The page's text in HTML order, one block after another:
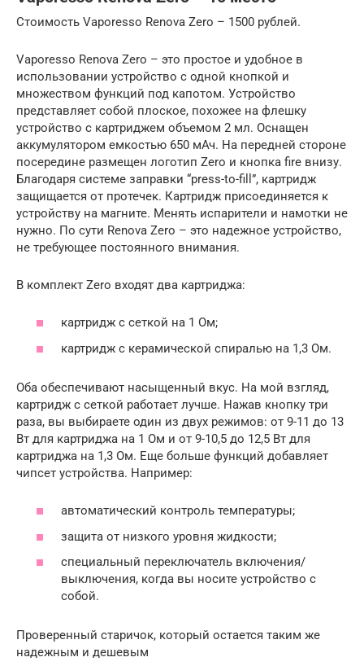
Стоимость Vaporesso Renova Zero – 1500 рублей.
Vaporesso Renova Zero – это простое и удобное в
использовании устройство с одной кнопкой и
множеством функций под капотом. Устройство
представляет собой плоское, похожее на флешку
устройство с картриджем объемом 2 мл. Оснащен
аккумулятором емкостью 650 мАч. На передней стороне
посередине размещен логотип Zero и кнопка fire внизу.
Благодаря системе заправки “press-to-fill”, картридж
защищается от протечек. Картридж присоединяется к
устройству на магните. Менять испарители и намотки не
нужно. По сути Renova Zero – это надежное устройство,
не требующее постоянного внимания.
В комплект Zero входят два картриджа:
картридж с сеткой на 1 Ом;
картридж с керамической спиралью на 1,3 Ом.
Оба обеспечивают насыщенный вкус. На мой взгляд,
картридж с сеткой работает лучше. Нажав кнопку три
раза, вы выбираете один из двух режимов: от 9-11 до 13
Вт для картриджа на 1 Ом и от 9-10,5 до 12,5 Вт для
картриджа на 1,3 Ом. Еще больше функций добавляет
чипсет устройства. Например:
автоматический контроль температуры;
защита от низкого уровня жидкости;
специальный переключатель включения/
выключения, когда вы носите устройство с
собой.
Проверенный старичок, который остается таким же
надежным и дешевым